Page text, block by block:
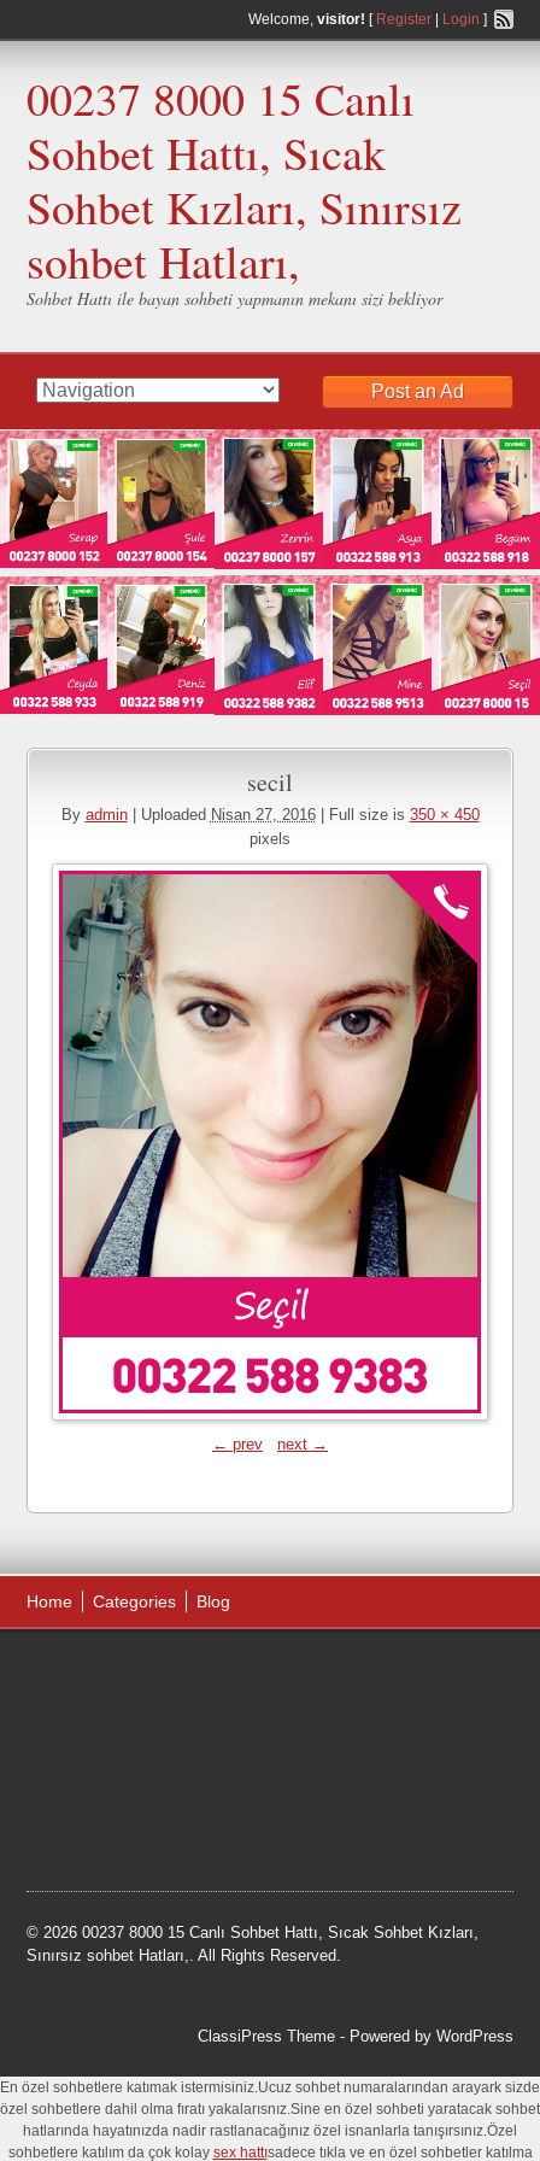
Welcome, visitor! [ Register| Login ]
00237 8000 15 Canlı
Sohbet Hattı, Sıcak
Sohbet Kızları, Sınırsız
sohbet Hatları,
Sohbet Hattı ile bayan sohbeti yapmanın mekanı sizi bekliyor
Post an Ad
secil
By admin Uploaded Nisan 27, 2016 Full size is 350 × 450
pixels
← prev next →
Home Categories Blog
© 2026 00237 8000 15 Canlı Sohbet Hattı, Sıcak Sohbet Kızları,
Sınırsız sohbet Hatları,. All Rights Reserved.
ClassiPress Theme- Powered by WordPress
En özel sohbetlere katımak istermisiniz.Ucuz sohbet numaralarından arayark sizde
özel sohbetlere dahil olma fıratı yakalarısnız.Sine en özel sohbeti yaratacak sohbet
hatlarında hayatınızda nadir rastlanacağınız özel isnanlarla tanışırsınız.Özel
sohbetlere katılım da çok kolay sex hattısadece tıkla ve en özel sohbetler katılma